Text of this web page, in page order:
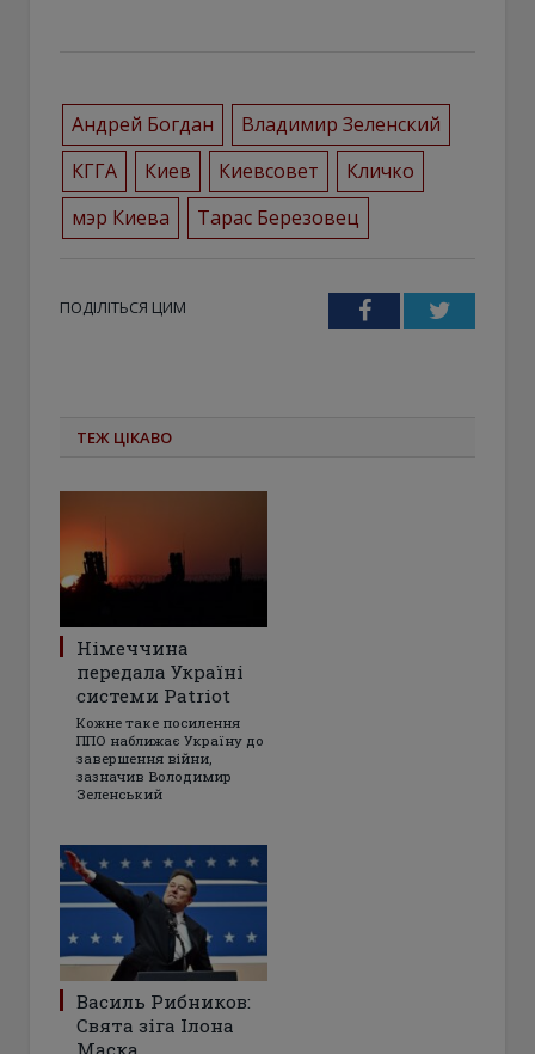
Андрей Богдан
Владимир Зеленский
КГГА
Киев Киевсовет
Кличко
мэр Киева
Тарас Березовец
ПОДІЛІТЬСЯ ЦИМ FacebookTwitter
ТЕЖ ЦІКАВО
Німеччина
передала Україні
системи Patriot
Кожне таке посилення
ППО наближає Україну до
завершення війни,
зазначив Володимир
Зеленський
Василь Рибников:
Свята зіга Ілона
Маска